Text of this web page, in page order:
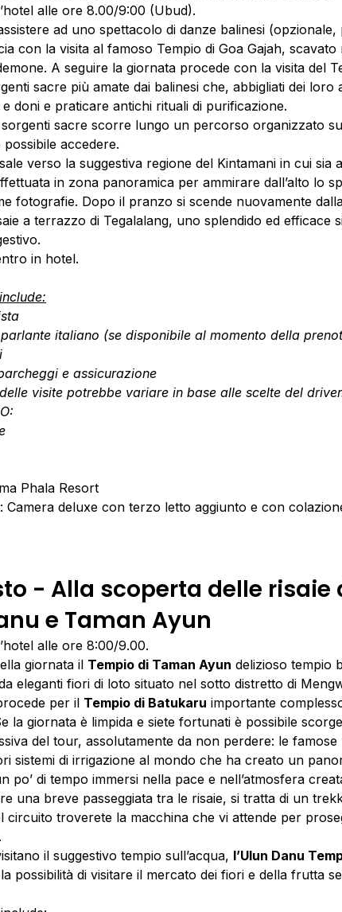
alle ore 8.00/9:00 (Ubud).
ad uno spettacolo di danze balinesi
con la visita al famoso Tempio di Goa Gajah,
A seguire la giornata procede con la visita del
sacre più amate dai balinesi che, abbigliati dei
doni e praticare antichi rituali di purificazione.
sorgenti sacre scorre lungo un percorso organizzato
accedere.
verso la suggestiva regione del Kintamani in cui
in zona panoramica per ammirare dall’alto lo
fotografie. Dopo il pranzo si scende nuovamente
a terrazzo di Tegalalang, uno splendido ed
in hotel.
italiano (se disponibile al momento della
e assicurazione
visite potrebbe variare in base alle scelte del
Phala Resort
Camera deluxe con terzo letto aggiunto e con
- Alla scoperta delle
e Taman Ayun
alle ore 8:00/9.00.
giornata il Tempio di Taman Ayun delizioso tempio
eleganti fiori di loto situato nel sotto distretto di
per il Tempio di Batukaru importante
la giornata è limpida e siete fortunati è possibile
del tour, assolutamente da non perdere: le
sistemi di irrigazione al mondo che ha creato un
po’ di tempo immersi nella pace e nell’atmosfera
una breve passeggiata tra le risaie, si tratta di un
circuito troverete la macchina che vi attende per
il suggestivo tempio sull’acqua, l’Ulun Danu
la possibilità di visitare il mercato dei fiori e della frutta